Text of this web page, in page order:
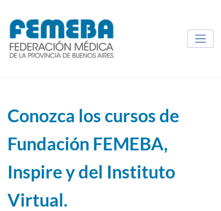
Conozca los cursos de
Fundación FEMEBA,
Inspire y del Instituto
Virtual.